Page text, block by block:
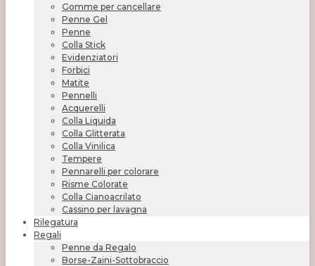
Gomme per cancellare
Penne Gel
Penne
Colla Stick
Evidenziatori
Forbici
Matite
Pennelli
Acquerelli
Colla Liquida
Colla Glitterata
Colla Vinilica
Tempere
Pennarelli per colorare
Risme Colorate
Colla Cianoacrilato
Cassino per lavagna
Rilegatura
Regali
Penne da Regalo
Borse-Zaini-Sottobraccio